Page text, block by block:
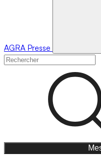
AGRA Presse